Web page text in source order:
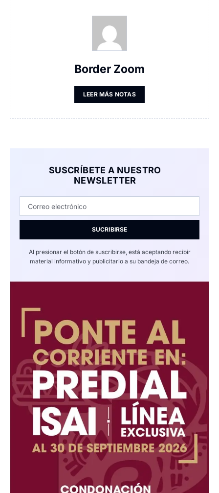
Border Zoom
LEER MÁS NOTAS
SUSCRÍBETE A NUESTRO
NEWSLETTER
SUCRIBIRSE
Al presionar el botón de suscribirse, está aceptando recibir
material informativo y publicitario a su bandeja de correo.